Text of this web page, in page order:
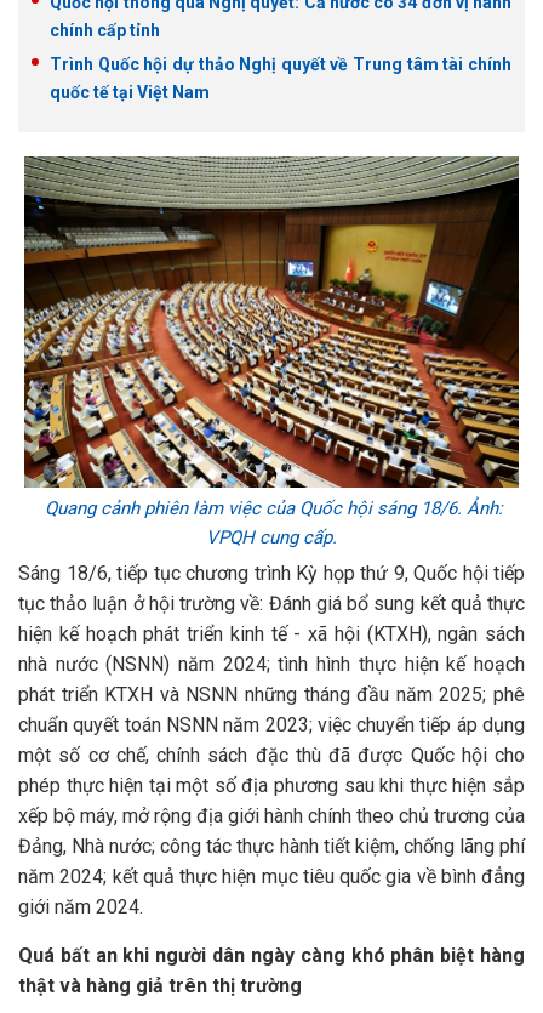
chính cấp tỉnh
Trình Quốc hội dự thảo Nghị quyết về Trung tâm tài chính
quốc tế tại Việt Nam
Quang cảnh phiên làm việc của Quốc hội sáng 18/6. Ảnh:
VPQH cung cấp.
Sáng 18/6, tiếp tục chương trình Kỳ họp thứ 9, Quốc hội tiếp
tục thảo luận ở hội trường về: Đánh giá bổ sung kết quả thực
hiện kế hoạch phát triển kinh tế - xã hội (KTXH), ngân sách
nhà nước (NSNN) năm 2024; tình hình thực hiện kế hoạch
phát triển KTXH và NSNN những tháng đầu năm 2025; phê
chuẩn quyết toán NSNN năm 2023; việc chuyển tiếp áp dụng
một số cơ chế, chính sách đặc thù đã được Quốc hội cho
phép thực hiện tại một số địa phương sau khi thực hiện sắp
xếp bộ máy, mở rộng địa giới hành chính theo chủ trương của
Đảng, Nhà nước; công tác thực hành tiết kiệm, chống lãng phí
năm 2024; kết quả thực hiện mục tiêu quốc gia về bình đẳng
giới năm 2024.
Quá bất an khi người dân ngày càng khó phân biệt hàng
thật và hàng giả trên thị trường